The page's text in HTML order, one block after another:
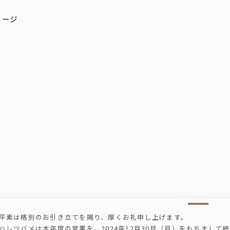
素は格別のお引き立てを賜り、厚くお礼申し上げます。
レツバメは本年度の営業を、2024年12月30月（月）をもちまして終